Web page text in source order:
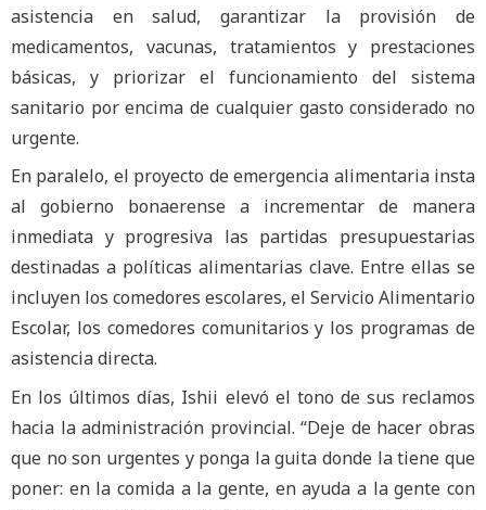
asistencia en salud, garantizar la provisión de
medicamentos, vacunas, tratamientos y prestaciones
básicas, y priorizar el funcionamiento del sistema
sanitario por encima de cualquier gasto considerado no
urgente.
En paralelo, el proyecto de emergencia alimentaria insta
al gobierno bonaerense a incrementar de manera
inmediata y progresiva las partidas presupuestarias
destinadas a políticas alimentarias clave. Entre ellas se
incluyen los comedores escolares, el Servicio Alimentario
Escolar, los comedores comunitarios y los programas de
asistencia directa.
En los últimos días, Ishii elevó el tono de sus reclamos
hacia la administración provincial. “Deje de hacer obras
que no son urgentes y ponga la guita donde la tiene que
poner: en la comida a la gente, en ayuda a la gente con